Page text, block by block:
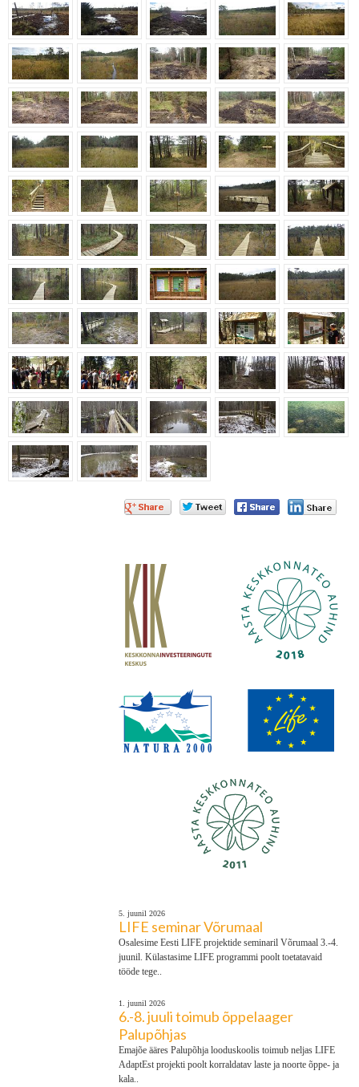
5. juunil 2026
LIFE seminar Võrumaal
Osalesime Eesti LIFE projektide seminaril Võrumaal 3.-4.
juunil. Külastasime LIFE programmi poolt toetatavaid
tööde tege..
1. juunil 2026
6.-8. juuli toimub õppelaager
Palupõhjas
Emajõe ääres Palupõhja looduskoolis toimub neljas LIFE
AdaptEst projekti poolt korraldatav laste ja noorte õppe- ja
kala..